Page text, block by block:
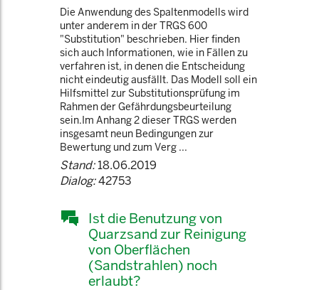
Die Anwendung des Spaltenmodells wird
unter anderem in der TRGS 600
"Substitution" beschrieben. Hier finden
sich auch Informationen, wie in Fällen zu
verfahren ist, in denen die Entscheidung
nicht eindeutig ausfällt. Das Modell soll ein
Hilfsmittel zur Substitutionsprüfung im
Rahmen der Gefährdungsbeurteilung
sein.Im Anhang 2 dieser TRGS werden
insgesamt neun Bedingungen zur
Bewertung und zum Verg ...
Stand:18.06.2019
Dialog:42753
Ist die Benutzung von
Quarzsand zur Reinigung
von Oberflächen
(Sandstrahlen) noch
erlaubt?